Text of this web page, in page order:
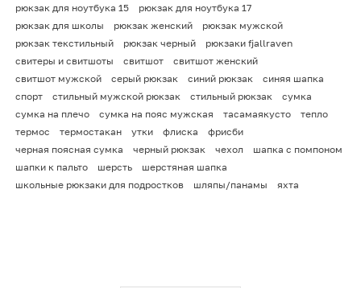
рюкзак для ноутбука 15
рюкзак для ноутбука 17
рюкзак для школы
рюкзак женский
рюкзак мужской
рюкзак текстильный
рюкзак черный
рюкзаки fjallraven
свитеры и свитшоты
свитшот
свитшот женский
свитшот мужской
серый рюкзак синий рюкзак
синяя шапка
спорт
стильный мужской рюкзак стильный рюкзак
сумка
сумка на плечо
сумка на пояс мужская тасамаякусто
тепло
термос
термостакан утки флиска
фрисби
черная поясная сумка
черный рюкзак чехол
шапка с помпоном
шапки к пальто
шерсть
шерстяная шапка
школьные рюкзаки для подростков
шляпы/панамы яхта